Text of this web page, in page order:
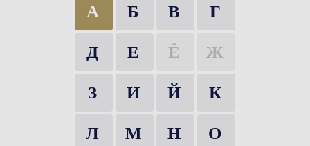
А Б В
Г
Д
Е Ё
Ж
З
И Й
К
Л
М Н
О